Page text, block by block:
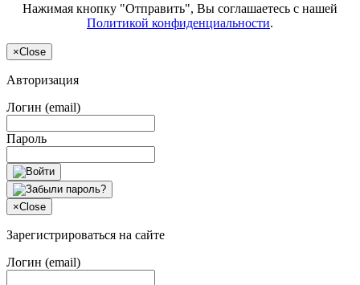
Нажимая кнопку "Отправить", Вы соглашаетесь с нашей
Политикой конфиденциальности.
×Close
Авторизация
Логин (email)
Пароль
×Close
Зарегистрироваться на сайте
Логин (email)